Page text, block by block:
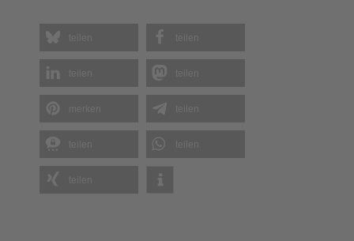
teilen teilen
teilen teilen
teilen
teilen teilen
teilen